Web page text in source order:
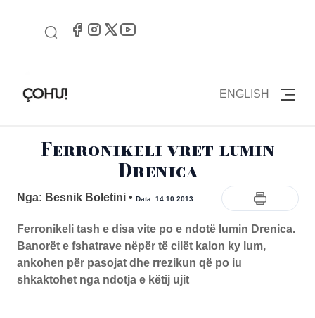
ENGLISH
Ferronikeli vret lumin
Drenica
Nga: Besnik Boletini • Data: 14.10.2013
Ferronikeli tash e disa vite po e ndotë lumin Drenica.
Banorët e fshatrave nëpër të cilët kalon ky lum,
ankohen për pasojat dhe rrezikun që po iu
shkaktohet nga ndotja e këtij ujit